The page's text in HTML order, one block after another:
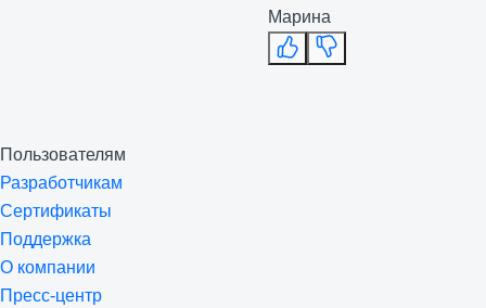
Марина
Пользователям
Разработчикам
Сертификаты
Поддержка
О компании
Пресс-центр